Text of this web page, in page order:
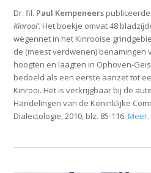
Dr. fil. Paul Kempeneers
Kinrooi’. Het boekje omvat 48
wegennet in het Kinrooise
de (meest verdwenen) benamingen
hoogten en laagten in Ophoven-
bedoeld als een eerste aanzet tot
Kinrooi. Het is verkrijgbaar bij de
Handelingen van de Koninklijke
Dialectologie, 2010, blz. 85-116.Meer.